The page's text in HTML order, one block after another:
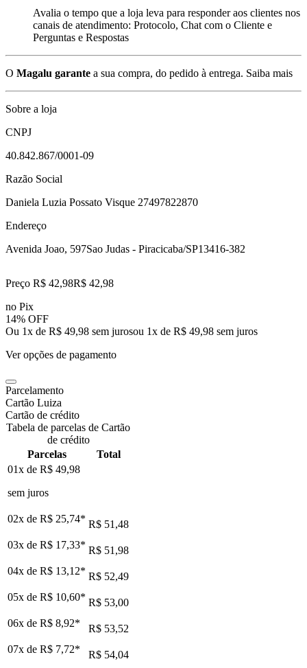
Avalia o tempo que a loja leva para responder aos clientes nos
canais de atendimento: Protocolo, Chat com o Cliente e
Perguntas e Respostas
O Magalu garante a sua compra, do pedido à entrega. Saiba mais
Sobre a loja
CNPJ
40.842.867/0001-09
Razão Social
Daniela Luzia Possato Visque 27497822870
Endereço
Avenida Joao, 597Sao Judas - Piracicaba/SP13416-382
Preço R$ 42,98R$ 42,98
no Pix
14% OFF
Ou 1x de R$ 49,98 sem jurosou 1x de R$ 49,98 sem juros
Ver opções de pagamento
Parcelamento
Cartão Luiza
Cartão de crédito
Tabela de parcelas de Cartão
de crédito
Parcelas
Total
01x de R$ 49,98
sem juros
02x de R$ 25,74* R$ 51,48
03x de R$ 17,33* R$ 51,98
04x de R$ 13,12* R$ 52,49
05x de R$ 10,60* R$ 53,00
06x de R$ 8,92*
R$ 53,52
07x de R$ 7,72*
R$ 54,04